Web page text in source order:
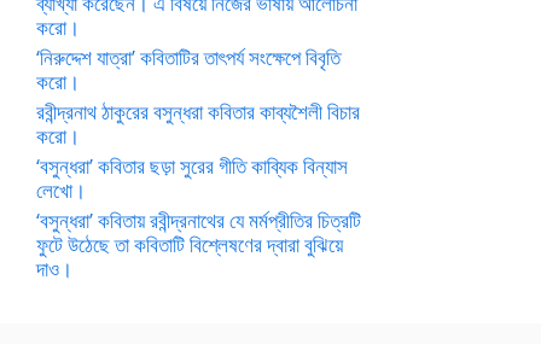
করো।
‘নিরুদ্দেশ যাত্রা’ কবিতাটির তাৎপর্য সংক্ষেপে বিবৃতি
করো।
রবীন্দ্রনাথ ঠাকুরের বসুন্ধরা কবিতার কাব্যশৈলী বিচার
করো।
‘বসুন্ধরা’ কবিতার ছড়া সুরের গীতি কাব্যিক বিন্যাস
লেখো।
‘বসুন্ধরা’ কবিতায় রবীন্দ্রনাথের যে মর্মপ্রীতির চিত্রটি
ফুটে উঠেছে তা কবিতাটি বিশ্লেষণের দ্বারা বুঝিয়ে
দাও।